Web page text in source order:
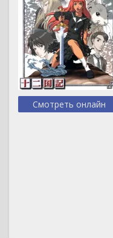
Смотреть онлайн